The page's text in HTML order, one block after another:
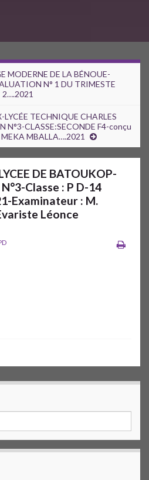
MODERNE DE LA BÉNOUE-
N° 1 DU TRIMESTE
2….2021
TECHNIQUE CHARLES
CLASSE:SECONDE F4-conçu
MBALLA….2021
DE BATOUKOP-
Classe : P D-14
Examinateur : M.
Léonce